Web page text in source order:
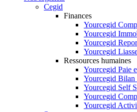
Cegid
Finances
Yourcegid
Yourcegid
Yourcegid
Yourcegid
Ressources humaines
Yourcegid Paie
Yourcegid Bilan
Yourcegid Self
Yourcegid
Yourcegid